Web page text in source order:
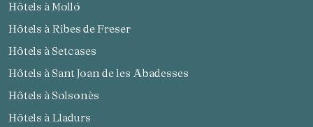
Hôtels à Molló
Hôtels à Ribes de Freser
Hôtels à Setcases
Hôtels à Sant Joan de les Abadesses
Hôtels à Solsonès
Hôtels à Lladurs